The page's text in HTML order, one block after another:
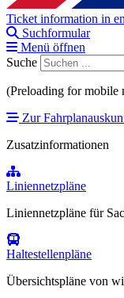
Ticket information in
Suchformular
Menü öffnen
Suche
(Preloading for mobile
Zur
Zusatzinformationen
Liniennetzpläne
Liniennetzpläne für
Haltestellenpläne
Übersichtspläne von